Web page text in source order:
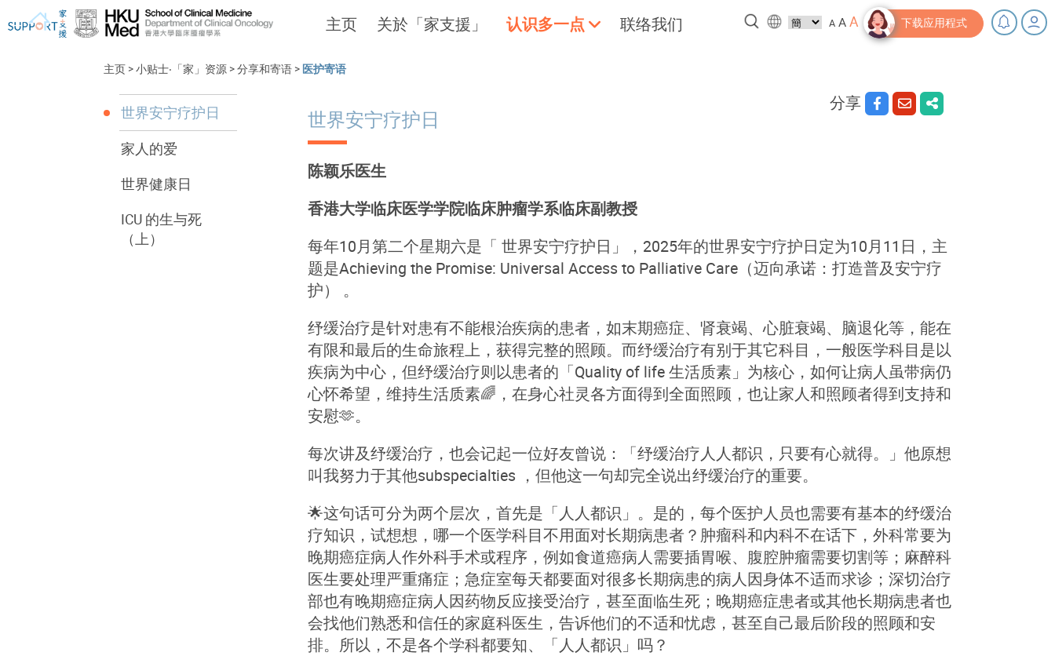
主页 关於「家支援」 认识多一点
我刚得知我患上癌症... 让我们与你并肩而行。
联络我们 A AA 下载应用程式
主页 >小贴士‧「家」资源 >分享和寄语 > 医护寄语
世界安宁疗护日
家人的爱
世界健康日
ICU 的生与死
（上）
分享
世界安宁疗护日
陈颖乐医生
香港大学临床医学学院临床肿瘤学系临床副教授
每年10月第二个星期六是「 世界安宁疗护日」，2025年的世界安宁疗护日定为10月11日，主
题是Achieving the Promise: Universal Access to Palliative Care（迈向承诺：打造普及安宁疗
护） 。
纾缓治疗是针对患有不能根治疾病的患者，如末期癌症、肾衰竭、心脏衰竭、脑退化等，能在
有限和最后的生命旅程上，获得完整的照顾。而纾缓治疗有别于其它科目，一般医学科目是以
疾病为中心，但纾缓治疗则以患者的「Quality of life 生活质素」为核心，如何让病人虽带病仍
心怀希望，维持生活质素🌈，在身心社灵各方面得到全面照顾，也让家人和照顾者得到支持和
安慰🫶。
每次讲及纾缓治疗，也会记起一位好友曾说：「纾缓治疗人人都识，只要有心就得。」他原想
叫我努力于其他subspecialties ，但他这一句却完全说出纾缓治疗的重要。
🌟这句话可分为两个层次，首先是「人人都识」。是的，每个医护人员也需要有基本的纾缓治
疗知识，试想想，哪一个医学科目不用面对长期病患者？肿瘤科和内科不在话下，外科常要为
晚期癌症病人作外科手术或程序，例如食道癌病人需要插胃喉、腹腔肿瘤需要切割等；麻醉科
医生要处理严重痛症；急症室每天都要面对很多长期病患的病人因身体不适而求诊；深切治疗
部也有晚期癌症病人因药物反应接受治疗，甚至面临生死；晚期癌症患者或其他长期病患者也
会找他们熟悉和信任的家庭科医生，告诉他们的不适和忧虑，甚至自己最后阶段的照顾和安
排。所以，不是各个学科都要知、「人人都识」吗？